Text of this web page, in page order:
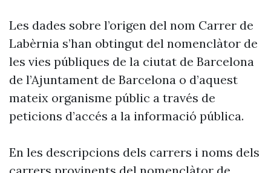
Les dades sobre l’origen del nom Carrer de
Labèrnia s’han obtingut del nomenclàtor de
les vies públiques de la ciutat de Barcelona
de l’Ajuntament de Barcelona o d’aquest
mateix organisme públic a través de
peticions d’accés a la informació pública.
En les descripcions dels carrers i noms dels